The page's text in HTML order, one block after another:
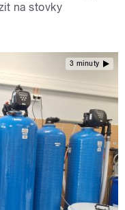
na stovky
3 minuty